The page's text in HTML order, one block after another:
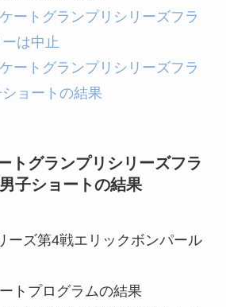
ートグランプリシリーズフラ
は中止
ートグランプリシリーズフラ
ョートの結果
トグランプリシリーズフラ
子ショートの結果
ーズ第4戦エリックボンパール
トプログラムの結果